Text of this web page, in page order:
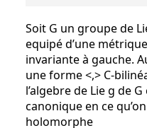
Soit G un groupe de
equipé d’une
invariante à gauche.
une forme <,> C-
l’algebre de Lie g de
canonique en ce
holomorphe